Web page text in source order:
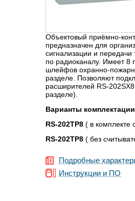
Объектовый приёмно-
предназначен для
сигнализации и
по радиоканалу. Имеет
шлейфов охранно-
разделе. Позволяют
расширителей RS-
разделе).
Варианты
RS-202TP8 ( в комплекте
RS-202TP8 ( без
Подробные
Инструкции и ПО